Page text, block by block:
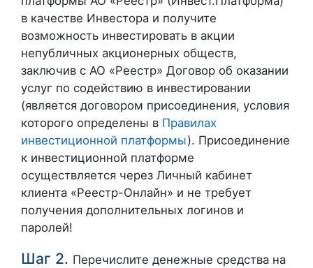
в качестве Инвестора и получите
возможность инвестировать в акции
непубличных акционерных обществ,
заключив с АО «Реестр» Договор об оказании
услуг по содействию в инвестировании
(является договором присоединения, условия
которого определены в Правилах
инвестиционной платформы). Присоединение
к инвестиционной платформе
осуществляется через Личный кабинет
клиента «Реестр-Онлайн» и не требует
получения дополнительных логинов и
паролей!
Шаг 2. Перечислите денежные средства на